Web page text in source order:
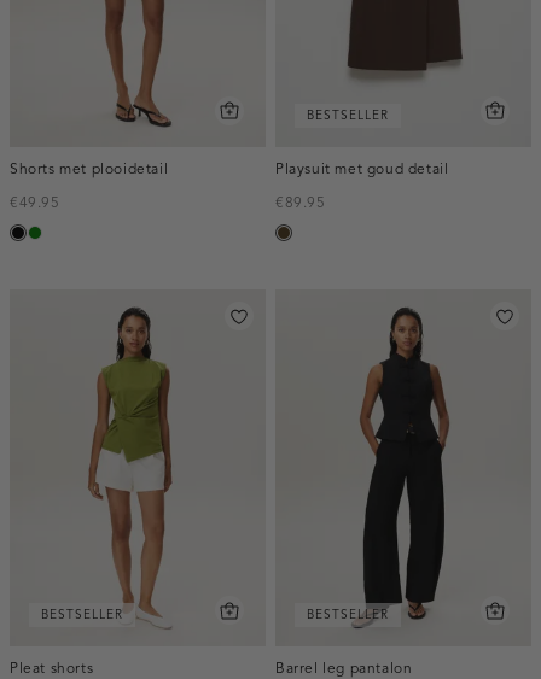
Shorts met plooidetail
€49.95
zwartgroen
BESTSELLER
Playsuit met goud detail
€89.95
toffee
BESTSELLER
Pleat shorts
BESTSELLER
Barrel leg pantalon